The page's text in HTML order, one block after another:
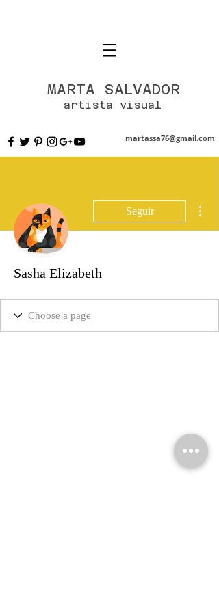
MARTA SALVADOR
artista visual
martassa76@gmail.com
Seguir
Sasha Elizabeth